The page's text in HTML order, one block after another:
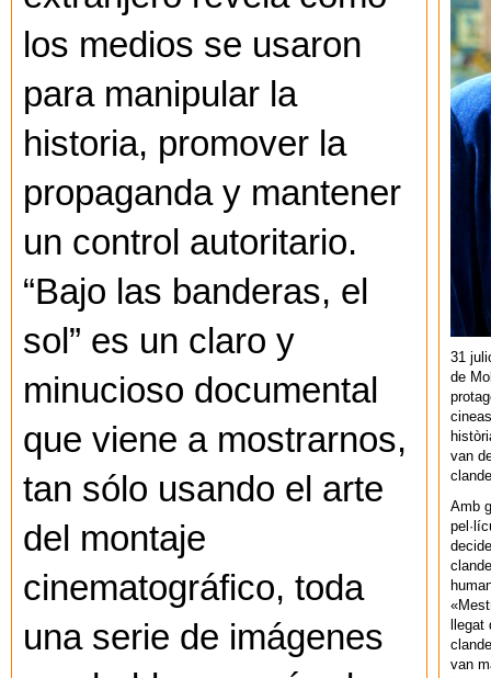
los medios se usaron
para manipular la
historia, promover la
propaganda y mantener
un control autoritario.
“Bajo las banderas, el
sol” es un claro y
minucioso documental
que viene a mostrarnos,
tan sólo usando el arte
del montaje
cinematográfico, toda
una serie de imágenes
31
de
van
Amb
van